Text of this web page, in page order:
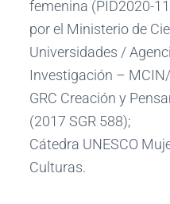
femenina (PID2020-
por el Ministerio de
Universidades /
Investigación –
GRC Creación y
(2017 SGR 588);
Cátedra UNESCO
Culturas.